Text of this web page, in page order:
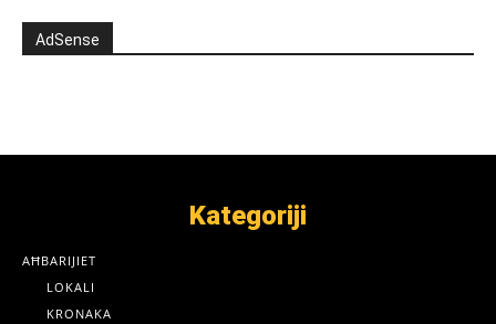
AdSense
Kategoriji
AĦBARIJIET
LOKALI
KRONAKA